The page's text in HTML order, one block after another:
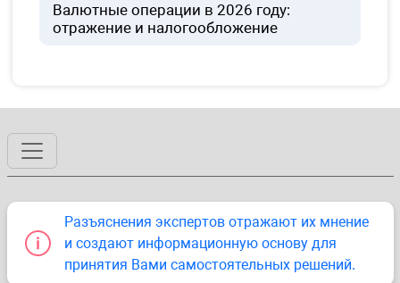
Валютные операции в 2026 году:
отражение и налогообложение
Разъяснения экспертов отражают их мнение
и создают информационную основу для
принятия Вами самостоятельных решений.